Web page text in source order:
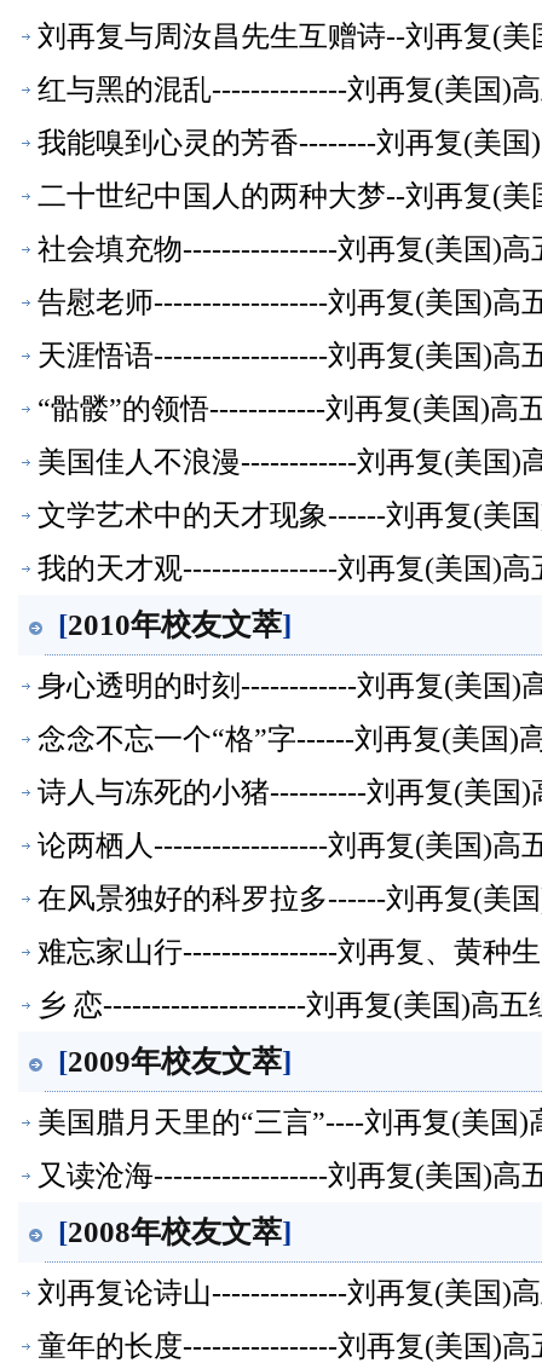
刘再复与周汝昌先生互赠诗--刘再复(
红与黑的混乱--------------刘再复(美国)
我能嗅到心灵的芳香--------刘再复(美
二十世纪中国人的两种大梦--刘再复(
社会填充物----------------刘再复(美国)高
告慰老师------------------刘再复(美国)高
天涯悟语------------------刘再复(美国)高
“骷髅”的领悟------------刘再复(美国)高
美国佳人不浪漫------------刘再复(美国)
文学艺术中的天才现象------刘再复(美
我的天才观----------------刘再复(美国)高
[2010年校友文萃]
身心透明的时刻------------刘再复(美国)
念念不忘一个“格”字------刘再复(美国)
诗人与冻死的小猪----------刘再复(美国
论两栖人------------------刘再复(美国)高
在风景独好的科罗拉多------刘再复(美
难忘家山行----------------刘再复、黄种
乡 恋---------------------刘再复(美国)高五
[2009年校友文萃]
美国腊月天里的“三言”----刘再复(美国
又读沧海------------------刘再复(美国)高
[2008年校友文萃]
刘再复论诗山--------------刘再复(美国)
童年的长度----------------刘再复(美国)高